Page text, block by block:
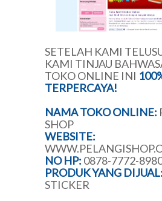
SETELAH KAMI
KAMI TINJAU
TOKO ONLINE INI
TERPERCAYA!
NAMA TOKO ONLINE:
SHOP
WEBSITE:
NO HP: 0878-7772-
PRODUK YANG DIJUAL:
STICKER